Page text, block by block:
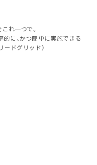
れ一つで。
に、かつ簡単に実施できる
ードグリッド）